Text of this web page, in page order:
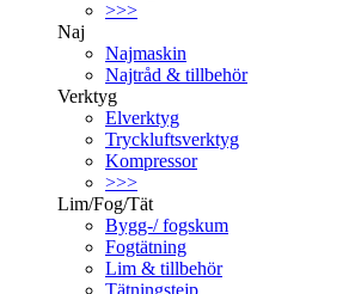
>>>
Naj
Najmaskin
Najtråd & tillbehör
Verktyg
Elverktyg
Tryckluftsverktyg
Kompressor
>>>
Lim/Fog/Tät
Bygg-/ fogskum
Fogtätning
Lim & tillbehör
Tätningstejp